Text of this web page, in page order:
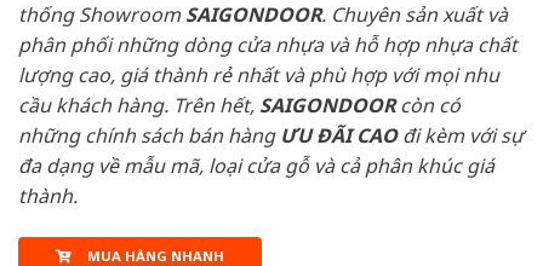
thống ShowroomSAIGONDOOR. Chuyên sản xuất và
phân phối những dòng cửa nhựa và hỗ hợp nhựa chất
lượng cao, giá thành rẻ nhất và phù hợp với mọi nhu
cầu khách hàng. Trên hết, SAIGONDOORcòn có
những chính sách bán hàng ƯU ĐÃI CAOđi kèm với sự
đa dạng về mẫu mã, loại cửa gỗ và cả phân khúc giá
thành.
MUA HÀNG NHANH